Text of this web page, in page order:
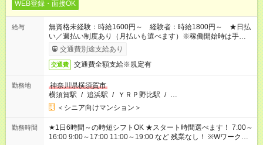
WEB登録・面接OK
給与
無資格未経験：時給1600円～ 経験者：時給1800円～ ★日払
い／週払い制度あり（月払いも選べます）※稼働開始時は手続き
完了次第のお支払いとなります。
交通費別途支給あり
交通費 交通費全額支給※規定有
勤務地
神奈川県横須賀市
横須賀駅 / 追浜駅 / ＹＲＰ野比駅 / …
＜シニア向けマンション＞
勤務時間
★1日6時間～の時短シフトOK ★スタート時間選べます！ 7:00～
16:00 9:00～17:00 11:00～19:00 など 残業なし！ ※Wワークの